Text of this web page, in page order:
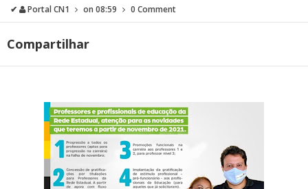
✔ Portal CN1 on 08:59 0 Comment
Compartilhar